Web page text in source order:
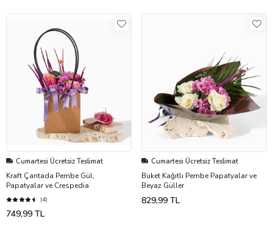
Cumartesi Ücretsiz Teslimat
Kraft Çantada Pembe Gül,
Papatyalar ve Crespedia
(4)
749,99 TL
Cumartesi Ücretsiz Teslimat
Buket Kağıtlı Pembe Papatyalar ve
Beyaz Güller
829,99 TL